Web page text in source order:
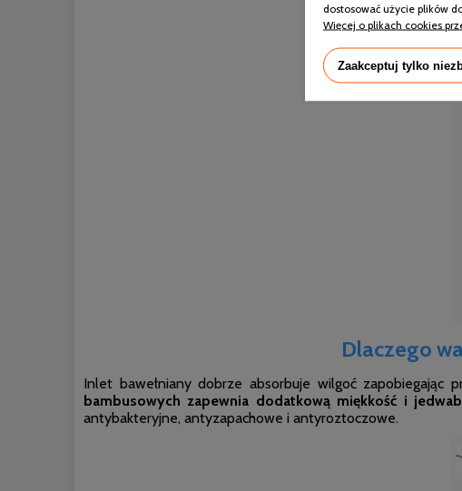
Dlaczego
Inlet bawełniany dobrze absorbuje wilgoć zapobiegając
bambusowych zapewnia dodatkową miękkość i
antybakteryjne, antyzapachowe i antyroztoczowe.
dostosować użycie plików
Więcej o plikach cookies
Zaakceptuj tylko